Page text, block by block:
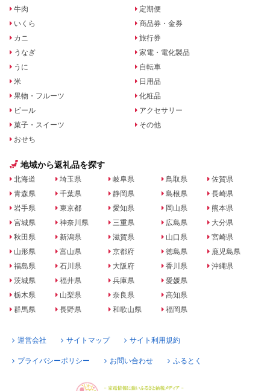
牛肉
いくら
カニ
うなぎ
うに
米
果物・フルーツ
ビール
菓子・スイーツ
おせち
定期便
商品券・金券
旅行券
家電・電化製品
自転車
日用品
化粧品
アクセサリー
その他
地域から返礼品を探す
北海道
青森県
岩手県
宮城県
秋田県
山形県
福島県
茨城県
栃木県
群馬県
埼玉県
千葉県
東京都
神奈川県
新潟県
富山県
石川県
福井県
山梨県
長野県
岐阜県
静岡県
愛知県
三重県
滋賀県
京都府
大阪府
兵庫県
奈良県
和歌山県
鳥取県
島根県
岡山県
広島県
山口県
徳島県
香川県
愛媛県
高知県
福岡県
佐賀県
長崎県
熊本県
大分県
宮崎県
鹿児島県
沖縄県
運営会社 サイトマップ サイト利用規約
プライバシーポリシー お問い合わせ ふるとく